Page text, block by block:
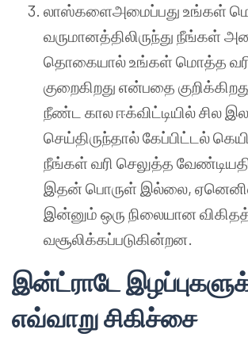
லாஸ்களைஅமைப்பது உங்கள்
வருமானத்திலிருந்து நீங்கள்
தொகையால் உங்கள் மொத்த வரி
குறைகிறது என்பதை
நீண்ட கால ஈக்விட்டியில் சில
செய்திருந்தால் கேப்பிட்டல்
நீங்கள் வரி செலுத்த
இதன் பொருள் இல்லை,
இன்னும் ஒரு நிலையான
வசூலிக்கப்படுகின்றன.
இன்ட்ராடே
எவ்வாறு சிகிச்சை